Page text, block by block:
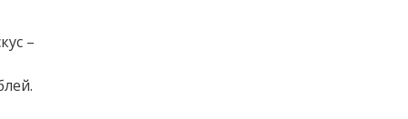
–